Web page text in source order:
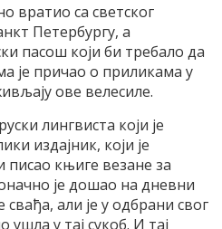
вратио са светског
Петербургу, а
пасош који би требало да
је причао о приликама у
ове велесиле.
лингвиста који је
издајник, који је
писао књиге везане за
је дошао на дневни
свађа, али је у одбрани свог
у тај сукоб. И тај